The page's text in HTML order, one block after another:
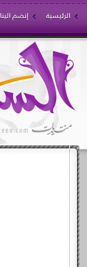
الرئيسية إنضم الينا